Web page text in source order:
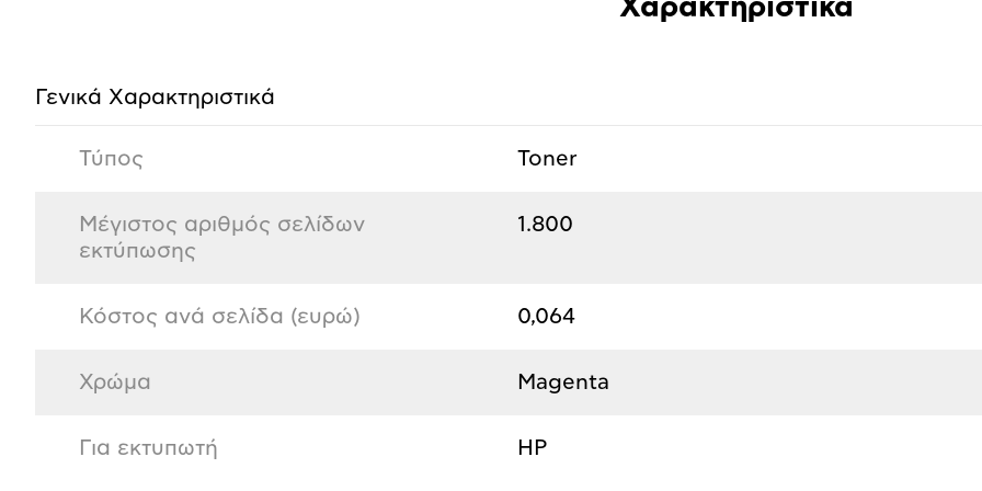
Χαρακτηριστικά
Γενικά Xαρακτηριστικά
Τύπος Toner
Μέγιστος αριθμός σελίδων
εκτύπωσης
1.800
Κόστος ανά σελίδα (ευρώ) 0,064
Χρώμα Magenta
Για εκτυπωτή HP